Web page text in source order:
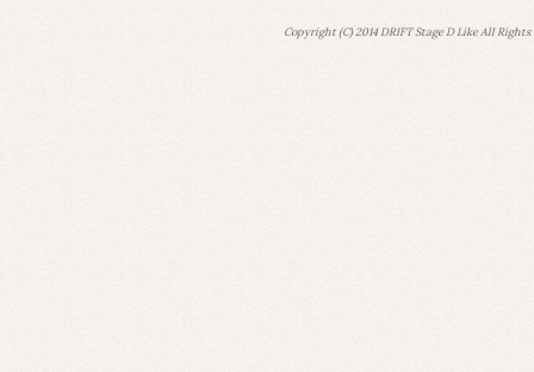
Copyright (C) 2014 DRIFT Stage D Like All